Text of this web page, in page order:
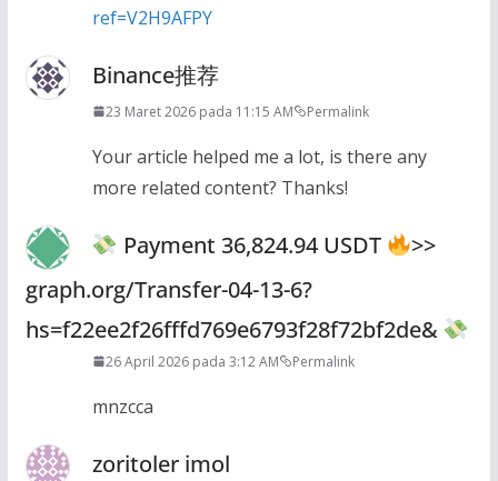
ref=V2H9AFPY
Binance推荐
23 Maret 2026 pada 11:15 AM Permalink
Your article helped me a lot, is there any
more related content? Thanks!
Payment 36,824.94 USDT
>>
graph.org/Transfer-04-13-6?
hs=f22ee2f26fffd769e6793f28f72bf2de&
26 April 2026 pada 3:12 AM Permalink
mnzcca
zoritoler imol